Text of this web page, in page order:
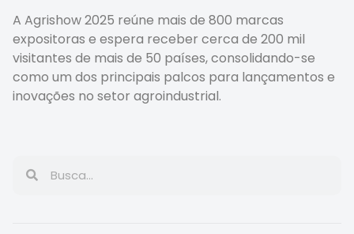
A Agrishow 2025 reúne mais de 800 marcas
expositoras e espera receber cerca de 200 mil
visitantes de mais de 50 países, consolidando-se
como um dos principais palcos para lançamentos e
inovações no setor agroindustrial.